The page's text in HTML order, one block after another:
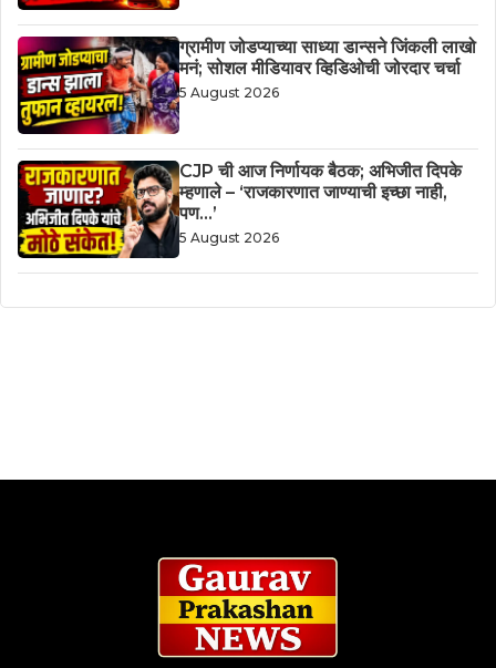
ग्रामीण जोडप्याच्या साध्या डान्सने जिंकली लाखो
मनं; सोशल मीडियावर व्हिडिओची जोरदार चर्चा
5 August 2026
CJP ची आज निर्णायक बैठक; अभिजीत दिपके
म्हणाले – ‘राजकारणात जाण्याची इच्छा नाही,
पण…’
5 August 2026